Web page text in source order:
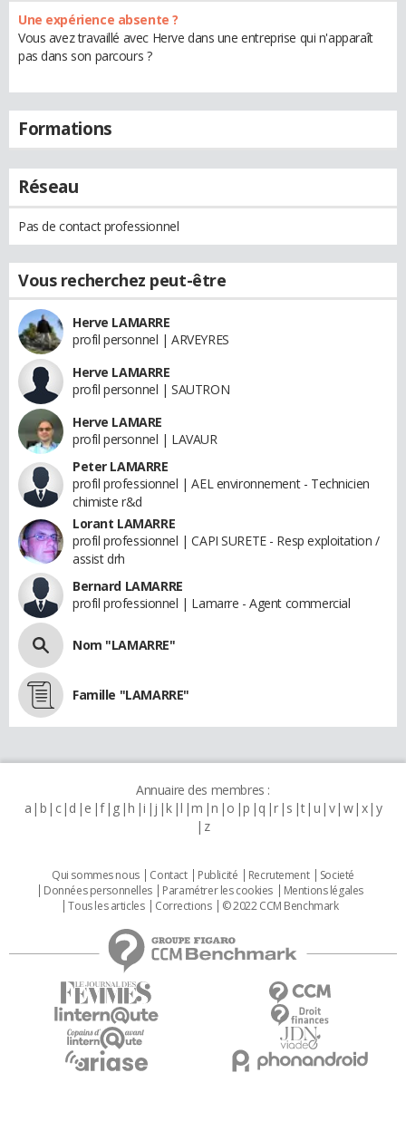
Une expérience absente ?
Vous avez travaillé avec Herve dans une entreprise qui n'apparaît
pas dans son parcours ?
Formations
Réseau
Pas de contact professionnel
Vous recherchez peut-être
Herve LAMARRE
profil personnel | ARVEYRES
Herve LAMARRE
profil personnel | SAUTRON
Herve LAMARE
profil personnel | LAVAUR
Peter LAMARRE
profil professionnel | AEL environnement - Technicien
chimiste r&d
Lorant LAMARRE
profil professionnel | CAPI SURETE - Resp exploitation /
assist drh
Bernard LAMARRE
profil professionnel | Lamarre - Agent commercial
Nom "LAMARRE"
Famille "LAMARRE"
Annuaire des membres :
a b c d e f g h i j k l m n o p q r s t u v w x y
z
Qui sommes nous Contact Publicité Recrutement
Societé
Données personnelles
Paramétrer les cookies
Mentions légales
Tous les articles
Corrections © 2022 CCM Benchmark